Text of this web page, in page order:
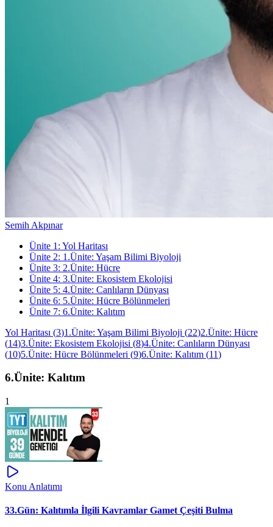
Semih Akpınar
Ünite 1 : Yol Haritası
Ünite 2: 1.Ünite: Yaşam Bilimi Biyoloji
Ünite 3: 2.Ünite: Hücre
Ünite 4: 3.Ünite: Ekosistem Ekolojisi
Ünite 5: 4.Ünite: Canlıların Dünyası
Ünite 6: 5.Ünite: Hücre Bölünmeleri
Ünite 7: 6.Ünite: Kalıtım
Yol Haritası (3)1.Ünite: Yaşam Bilimi Biyoloji (22)2.Ünite: Hücre
(14)3.Ünite: Ekosistem Ekolojisi (8)4.Ünite: Canlıların Dünyası
(10)5.Ünite: Hücre Bölünmeleri (9)6.Ünite: Kalıtım (11)
6.Ünite: Kalıtım
1
Konu Anlatımı
33.Gün: Kalıtımla İlgili Kavramlar Gamet Çeşiti Bulma